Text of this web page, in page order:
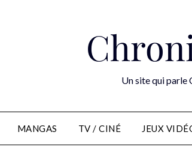
Un site qui parle
MANGAS TV / CINÉ JEUX